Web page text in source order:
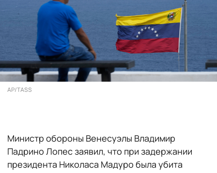
AP/TASS
Министр обороны Венесуэлы Владимир
Падрино Лопес заявил, что при задержании
президента Николаса Мадуро была убита